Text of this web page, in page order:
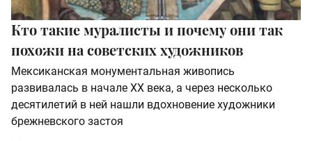
Кто такие муралисты и почему они так
похожи на советских художников
Мексиканская монументальная живопись
развивалась в начале XX века, а через несколько
десятилетий в ней нашли вдохновение художники
брежневского застоя